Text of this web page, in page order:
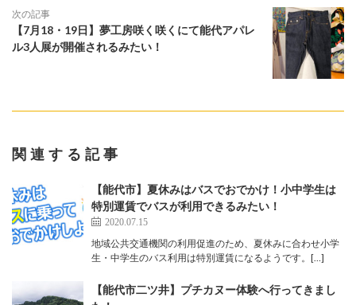
次の記事
【7月18・19日】夢工房咲く咲くにて能代アパレ
ル3人展が開催されるみたい！
関連する記事
【能代市】夏休みはバスでおでかけ！小中学生は
特別運賃でバスが利用できるみたい！
2020.07.15
地域公共交通機関の利用促進のため、夏休みに合わせ小学
生・中学生のバス利用は特別運賃になるようです。[…]
【能代市二ツ井】プチカヌー体験へ行ってきまし